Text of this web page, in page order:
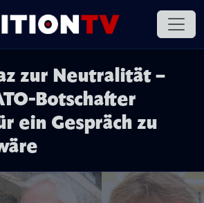
zur Neutralität –
Botschafter
ein Gespräch zu